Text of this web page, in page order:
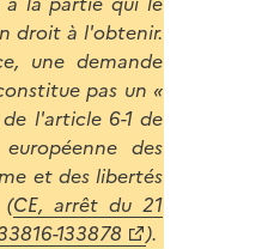
droit à l'obtenir.
une demande
pas un «
l'article 6-1 de
des
et des libertés
(CE, arrêt du 21
133878
).